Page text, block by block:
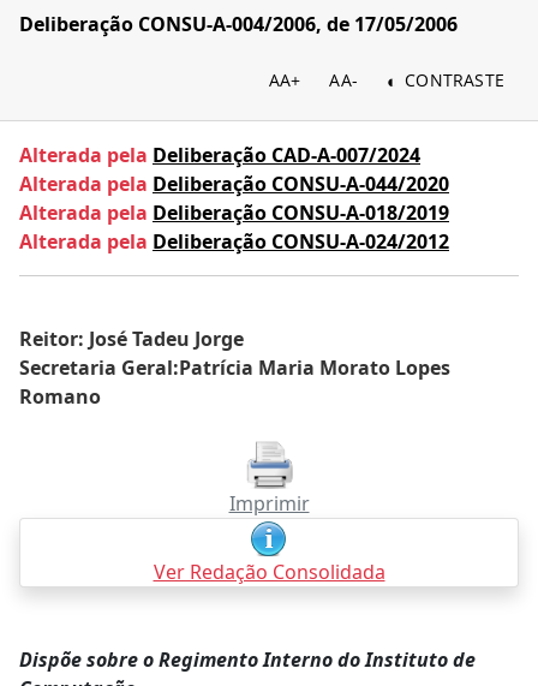
Deliberação CONSU-A-004/2006, de 17/05/2006
AA+ AA- CONTRASTE
Alterada pela Deliberação CAD-A-007/2024
Alterada pela Deliberação CONSU-A-044/2020
Alterada pela Deliberação CONSU-A-018/2019
Alterada pela Deliberação CONSU-A-024/2012
Reitor: José Tadeu Jorge
Secretaria Geral:Patrícia Maria Morato Lopes
Romano
Imprimir
Ver Redação Consolidada
Dispõe sobre o Regimento Interno do Instituto de